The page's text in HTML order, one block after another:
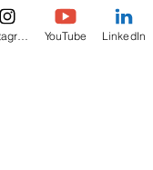
YouTube LinkedIn